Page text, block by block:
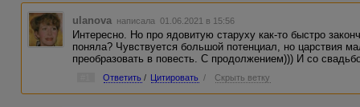
ulanova написала 01.06.2021 в 15:56
Интересно. Но про ядовитую старуху как-то быстро
поняла? Чувствуется большой потенциал, но царствия
преобразовать в повесть. С продолжением))) И со
Ответить / Цитировать / Скрыть ветку